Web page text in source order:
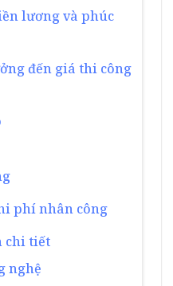
lương và phúc
đến giá thi công
phí nhân công
chi tiết
nghệ